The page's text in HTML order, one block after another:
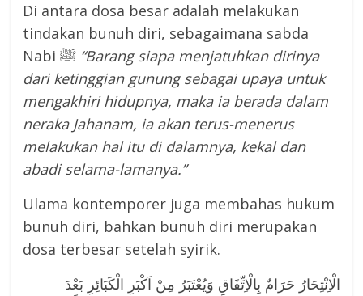
Di antara dosa besar adalah melakukan
tindakan bunuh diri, sebagaimana sabda
Nabi ﷺ “Barang siapa menjatuhkan dirinya
dari ketinggian gunung sebagai upaya untuk
mengakhiri hidupnya, maka ia berada dalam
neraka Jahanam, ia akan terus-menerus
melakukan hal itu di dalamnya, kekal dan
abadi selama-lamanya.”
Ulama kontemporer juga membahas hukum
bunuh diri, bahkan bunuh diri merupakan
dosa terbesar setelah syirik.
الْاِنْتِحَارُ حَرَامٌ بِالْاِتِّفَاقِ وَيُعْتَبَرُ مِنْ اَكْبَرِ الْكَبَائِرِ بَعْدَ